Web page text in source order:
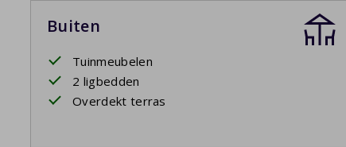
Buiten
Tuinmeubelen
2 ligbedden
Overdekt terras